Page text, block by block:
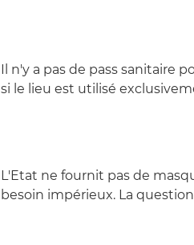
Il n'y a pas de pass sanitaire
si le lieu est utilisé
L'Etat ne fournit pas de
besoin impérieux. La